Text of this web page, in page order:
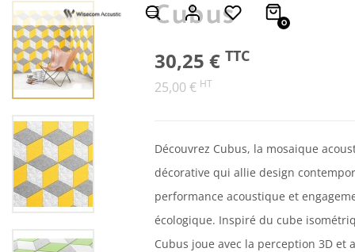
0
Cubus
30,25 € TTC
25,00 € HT
Découvrez Cubus, la mosaique
décorative qui allie design
performance acoustique et
écologique. Inspiré du cube
Cubus joue avec la perception 3D et